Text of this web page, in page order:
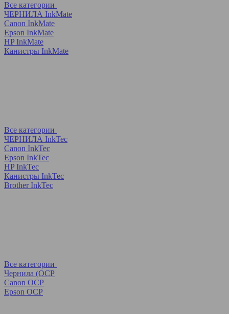
Все категории
ЧЕРНИЛА InkMate
Canon InkMate
Epson InkMate
HP InkMate
Канистры InkMate
Все категории
ЧЕРНИЛА InkTec
Canon InkTec
Epson InkTec
HP InkTec
Канистры InkTec
Brother InkTec
Все категории
Чернила (OCP
Canon OCP
Epson OCP